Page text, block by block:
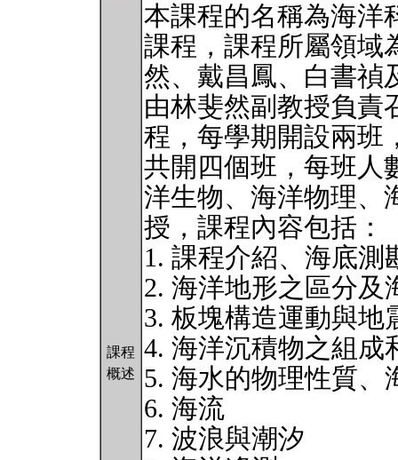
課程
概述
本課程的名稱為海洋
課程，課程所屬領域
然、戴昌鳳、白書禎
由林斐然副教授負責
程，每學期開設兩班
共開四個班，每班人
洋生物、海洋物理、
授，課程內容包括：
1. 課程介紹、海底測
2. 海洋地形之區分及
3. 板塊構造運動與地
4. 海洋沉積物之組成
5. 海水的物理性質、
6. 海流
7. 波浪與潮汐